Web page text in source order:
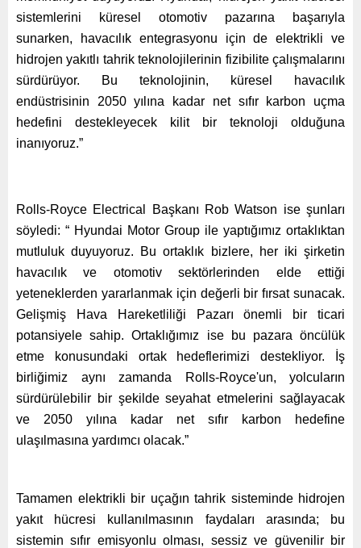
sistemlerini küresel otomotiv pazarına başarıyla
sunarken, havacılık entegrasyonu için de elektrikli ve
hidrojen yakıtlı tahrik teknolojilerinin fizibilite çalışmalarını
sürdürüyor. Bu teknolojinin, küresel havacılık
endüstrisinin 2050 yılına kadar net sıfır karbon uçma
hedefini destekleyecek kilit bir teknoloji olduğuna
inanıyoruz.”
Rolls-Royce Electrical Başkanı Rob Watson ise şunları
söyledi: “ Hyundai Motor Group ile yaptığımız ortaklıktan
mutluluk duyuyoruz. Bu ortaklık bizlere, her iki şirketin
havacılık ve otomotiv sektörlerinden elde ettiği
yeteneklerden yararlanmak için değerli bir fırsat sunacak.
Gelişmiş Hava Hareketliliği Pazarı önemli bir ticari
potansiyele sahip. Ortaklığımız ise bu pazara öncülük
etme konusundaki ortak hedeflerimizi destekliyor. İş
birliğimiz aynı zamanda Rolls-Royce'un, yolcuların
sürdürülebilir bir şekilde seyahat etmelerini sağlayacak
ve 2050 yılına kadar net sıfır karbon hedefine
ulaşılmasına yardımcı olacak.”
Tamamen elektrikli bir uçağın tahrik sisteminde hidrojen
yakıt hücresi kullanılmasının faydaları arasında; bu
sistemin sıfır emisyonlu olması, sessiz ve güvenilir bir